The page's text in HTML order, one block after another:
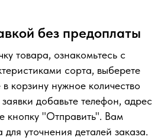
без предоплаты
товара, ознакомьтесь с
сорта, выберете
корзину нужное количество
добавьте телефон, адрес
кнопку "Отправить". Вам
уточнения деталей заказа.